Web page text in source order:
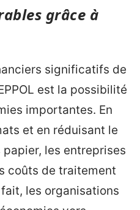
grâce à
significatifs de
est la possibilité
importantes. En
et en réduisant le
les entreprises
coûts de traitement
les organisations